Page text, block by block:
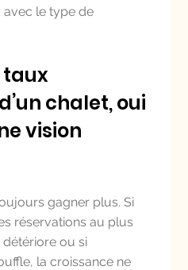
avec le type de
taux
chalet, oui
vision
gagner plus. Si
réservations au plus
détériore ou si
la croissance ne